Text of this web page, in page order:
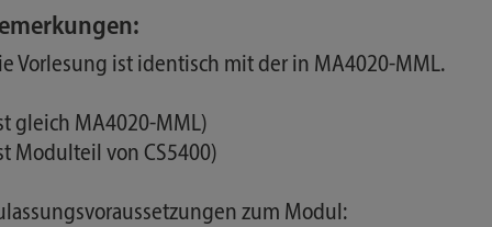
Vorlesung ist identisch mit der in MA4020-MML.
gleich MA4020-MML)
Modulteil von CS5400)
zum Modul: